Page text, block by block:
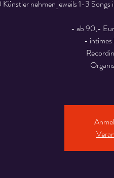
Künstler nehmen jeweils 1-3
- ab 90,-
- intimes